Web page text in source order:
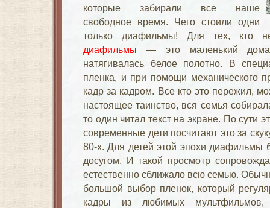
которые забирали все наше
свободное время. Чего стоили одни
только диафильмы! Для тех, кто
диафильмы — это маленький
натягивалась белое полотно. В
пленка, и при помощи механического
кадр за кадром. Все кто это пережил,
настоящее таинство, вся семья
то один читал текст на экране. По сути
современные дети посчитают это за
80-х. Для детей этой эпохи
досугом. И такой просмотр
естественно сближало всю семью.
большой выбор пленок, который
кадры из любимых мультфильмов,